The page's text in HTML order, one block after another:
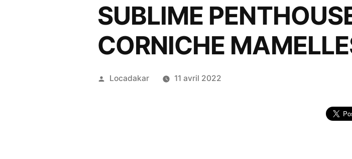
SUBLIME
CORNICHE
Publié
Locadakar 11 avril 2022